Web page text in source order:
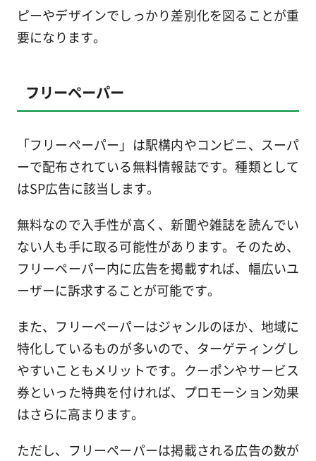
ピーやデザインでしっかり差別化を図ることが重
要になります。
フリーペーパー
「フリーペーパー」は駅構内やコンビニ、スーパ
ーで配布されている無料情報誌です。種類として
はSP広告に該当します。
無料なので入手性が高く、新聞や雑誌を読んでい
ない人も手に取る可能性があります。そのため、
フリーペーパー内に広告を掲載すれば、幅広いユ
ーザーに訴求することが可能です。
また、フリーペーパーはジャンルのほか、地域に
特化しているものが多いので、ターゲティングし
やすいこともメリットです。クーポンやサービス
券といった特典を付ければ、プロモーション効果
はさらに高まります。
ただし、フリーペーパーは掲載される広告の数が